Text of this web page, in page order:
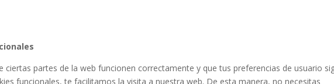
ciertas partes de la web funcionen correctamente y que tus preferencias de usuario
funcionales, te facilitamos la visita a nuestra web. De esta manera, no necesitas